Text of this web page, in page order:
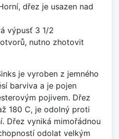
dřez je usazen nad
výpusť 3 1/2
nutno zhotovit
je vyroben z jemného
barviva a je pojen
pojivem. Dřez
180 C, je odolný proti
Dřez vyniká mimořádnou
odolat velkým